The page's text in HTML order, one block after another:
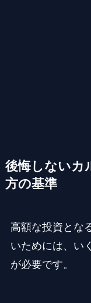
後悔しないカ
方の基準
高額な投資とな
いためには、い
が必要です。